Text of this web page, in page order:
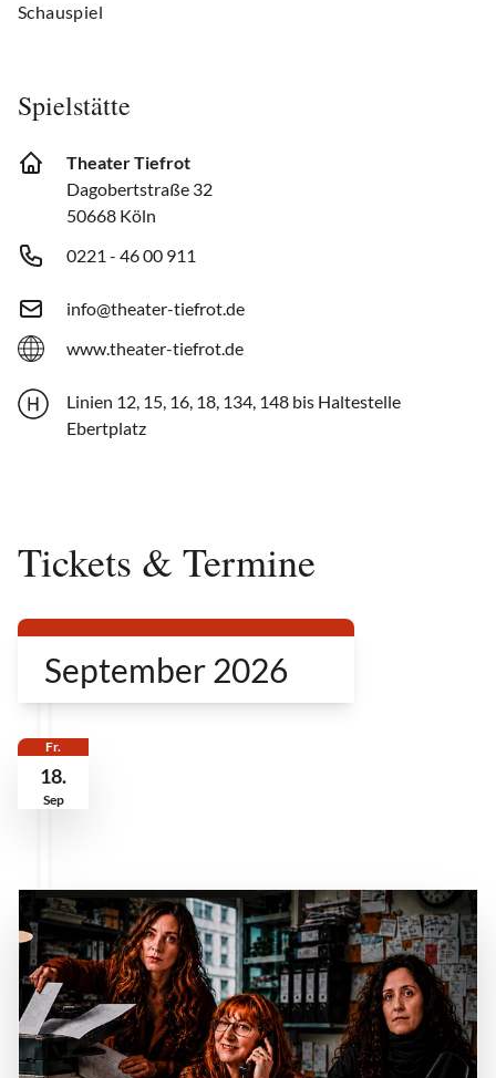
Schauspiel
Spielstätte
Theater Tiefrot
Dagobertstraße 32
50668 Köln
0221 - 46 00 911
info@theater-tiefrot.de
www.theater-tiefrot.de
Linien 12, 15, 16, 18, 134, 148 bis Haltestelle
Ebertplatz
Tickets & Termine
September 2026
Fr.
18.
Sep